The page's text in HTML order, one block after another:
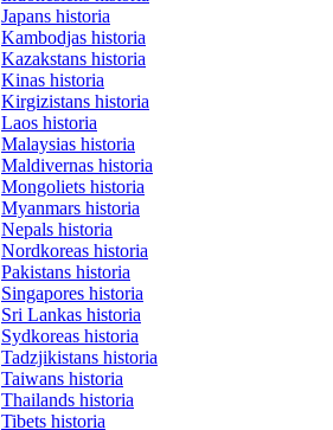
Japans historia
Kambodjas historia
Kazakstans historia
Kinas historia
Kirgizistans historia
Laos historia
Malaysias historia
Maldivernas historia
Mongoliets historia
Myanmars historia
Nepals historia
Nordkoreas historia
Pakistans historia
Singapores historia
Sri Lankas historia
Sydkoreas historia
Tadzjikistans historia
Taiwans historia
Thailands historia
Tibets historia